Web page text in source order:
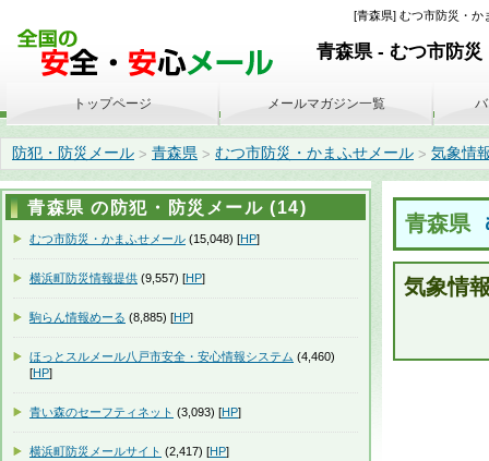
[青森県] むつ市防災・か
青森県 - むつ市防災
防犯・防災メール > 青森県 > むつ市防災・かまふせメール > 気象情
青森県
気象情
トップページ メールマガジン一覧
青森県 の防犯・防災メール (14)
むつ市防災・かまふせメール (15,048) [HP]
横浜町防災情報提供 (9,557) [HP]
駒らん情報めーる (8,885) [HP]
ほっとスルメール八戸市安全・安心情報システム (4,460)
[HP]
青い森のセーフティネット (3,093) [HP]
横浜町防災メールサイト (2,417) [HP]